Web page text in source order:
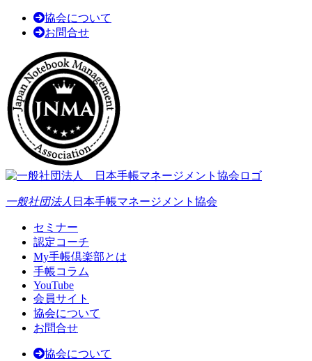
協会について
お問合せ
一般社団法人 日本手帳マネージメント協会
セミナー
認定コーチ
My手帳倶楽部とは
手帳コラム
YouTube
会員サイト
協会について
お問合せ
協会について